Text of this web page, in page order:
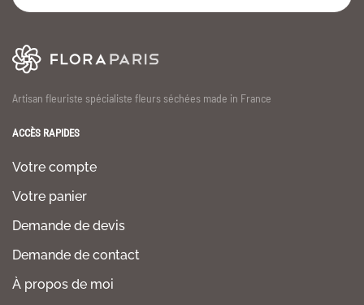
Artisan fleuriste spécialiste fleurs séchées made in France
ACCÈS RAPIDES
Votre compte
Votre panier
Demande de devis
Demande de contact
À propos de moi